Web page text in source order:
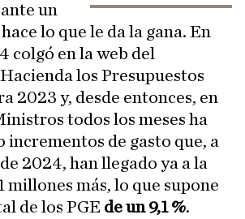
un
lo que le da la gana. En
colgó en la web del
los Presupuestos
2023 y, desde entonces, en
todos los meses ha
incrementos de gasto que, a
2024, han llegado ya a la
millones más, lo que supone
de los PGE de un 9,1 %.